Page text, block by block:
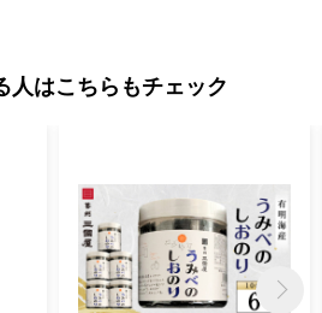
人はこちらもチェック